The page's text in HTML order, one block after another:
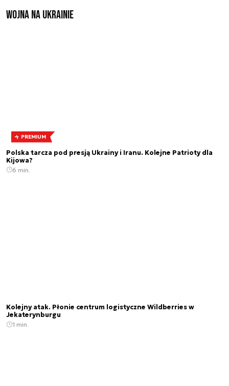
Wojna na Ukrainie
PREMIUM
Polska tarcza pod presją Ukrainy i Iranu. Kolejne Patrioty dla
Kijowa?
6 min.
Kolejny atak. Płonie centrum logistyczne Wildberries w
Jekaterynburgu
1 min.